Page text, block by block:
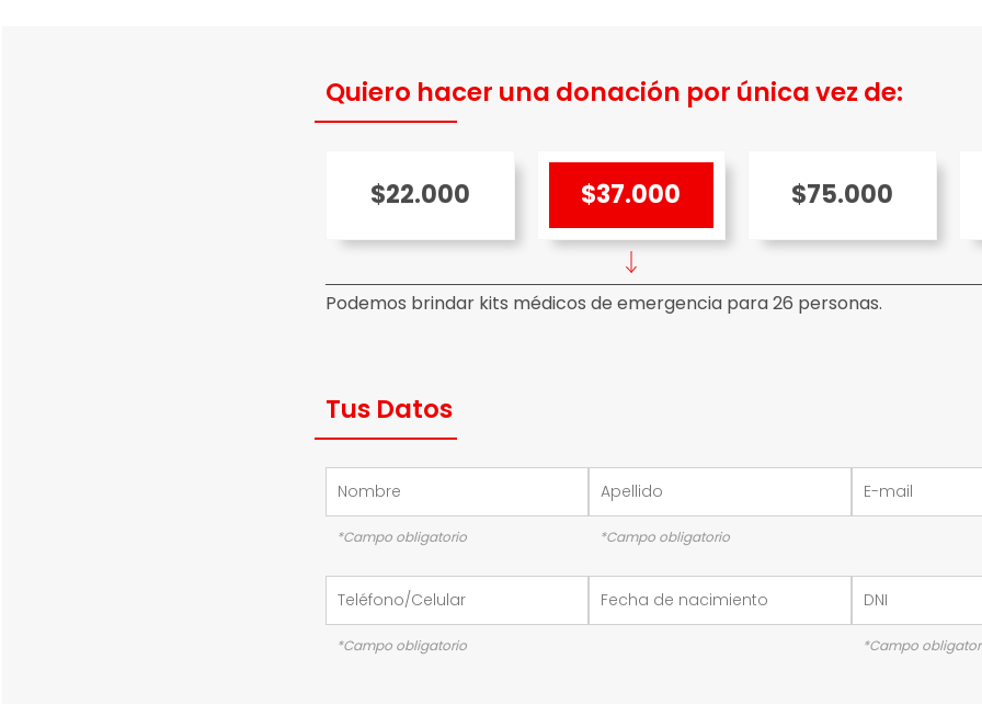
Quiero hacer una donación por única vez de:
$22.000 $37.000 $75.000
Podemos brindar kits médicos de emergencia para 26 personas.
Tus Datos
*Campo obligatorio *Campo obligatorio
*Campo obligatorio *Campo